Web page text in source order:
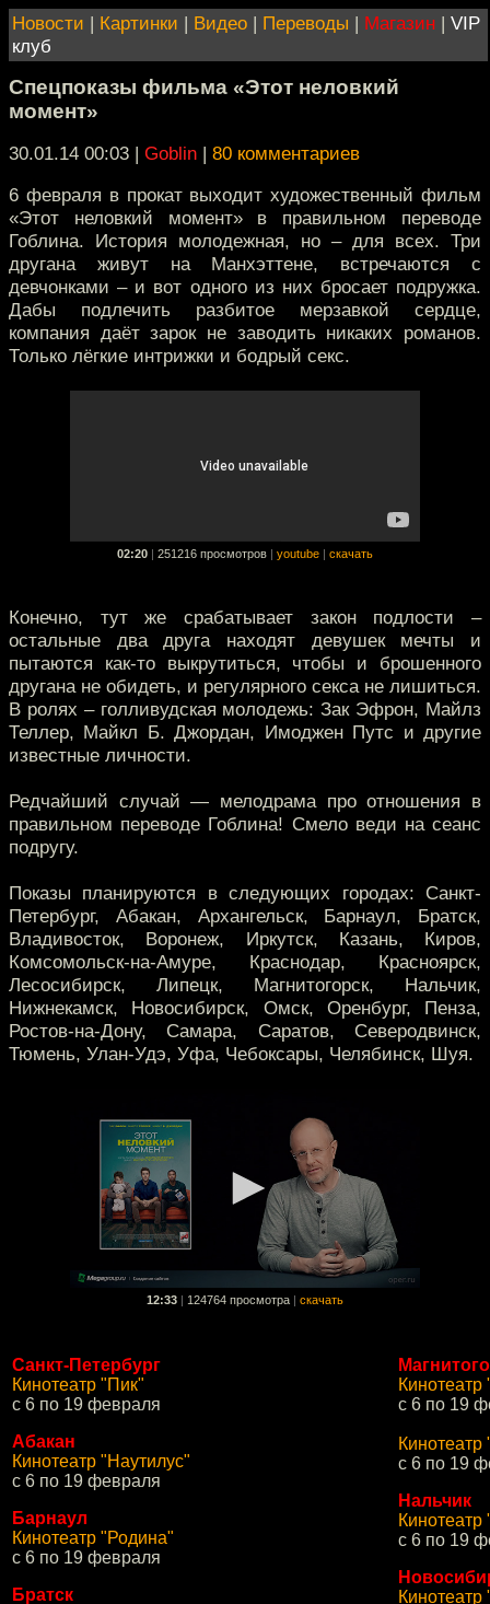
Новости | Картинки | Видео | Переводы | Магазин | VIP
клуб
Спецпоказы фильма «Этот неловкий
момент»
30.01.14 00:03 | Goblin | 80 комментариев
6 февраля в прокат выходит художественный фильм
«Этот неловкий момент» в правильном переводе
Гоблина. История молодежная, но – для всех. Три
другана живут на Манхэттене, встречаются с
девчонками – и вот одного из них бросает подружка.
Дабы подлечить разбитое мерзавкой сердце,
компания даёт зарок не заводить никаких романов.
Только лёгкие интрижки и бодрый секс.
02:20 251216 просмотров youtube скачать
Конечно, тут же срабатывает закон подлости –
остальные два друга находят девушек мечты и
пытаются как-то выкрутиться, чтобы и брошенного
другана не обидеть, и регулярного секса не лишиться.
В ролях – голливудская молодежь: Зак Эфрон, Майлз
Теллер, Майкл Б. Джордан, Имоджен Путс и другие
известные личности.
Редчайший случай — мелодрама про отношения в
правильном переводе Гоблина! Смело веди на сеанс
подругу.
Показы планируются в следующих городах: Санкт-
Петербург, Абакан, Архангельск, Барнаул, Братск,
Владивосток, Воронеж, Иркутск, Казань, Киров,
Комсомольск-на-Амуре, Краснодар, Красноярск,
Лесосибирск, Липецк, Магнитогорск, Нальчик,
Нижнекамск, Новосибирск, Омск, Оренбург, Пенза,
Ростов-на-Дону, Самара, Саратов, Северодвинск,
Тюмень, Улан-Удэ, Уфа, Чебоксары, Челябинск, Шуя.
12:33 124764 просмотра скачать
Санкт-Петербург
Кинотеатр "Пик"
с 6 по 19 февраля
Абакан
Кинотеатр "Наутилус"
с 6 по 19 февраля
Барнаул
Кинотеатр "Родина"
с 6 по 19 февраля
Братск
с 6 по 19
с 6 по 19
Нальчик
с 6 по 19